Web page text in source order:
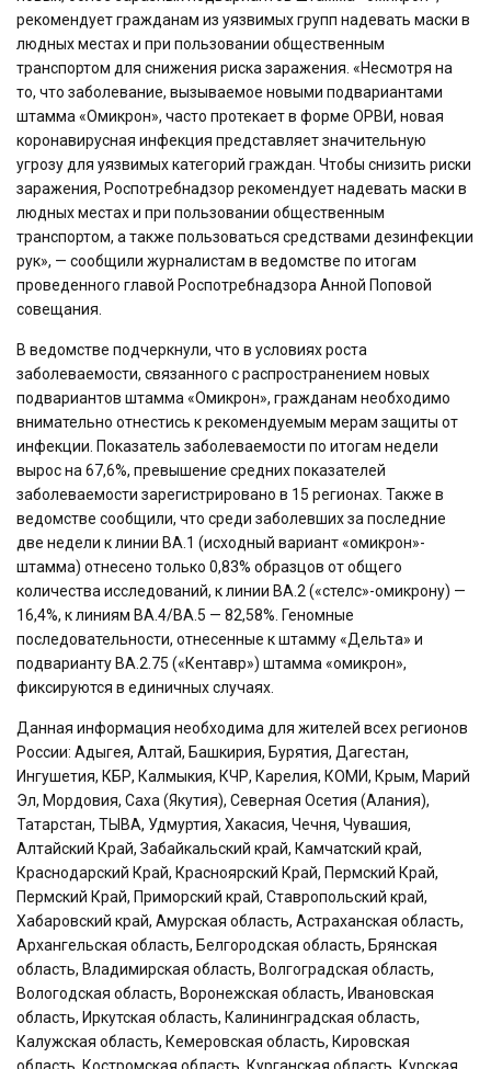
рекомендует гражданам из уязвимых групп надевать маски в
людных местах и при пользовании общественным
транспортом для снижения риска заражения. «Несмотря на
то, что заболевание, вызываемое новыми подвариантами
штамма «Омикрон», часто протекает в форме ОРВИ, новая
коронавирусная инфекция представляет значительную
угрозу для уязвимых категорий граждан. Чтобы снизить риски
заражения, Роспотребнадзор рекомендует надевать маски в
людных местах и при пользовании общественным
транспортом, а также пользоваться средствами дезинфекции
рук», — сообщили журналистам в ведомстве по итогам
проведенного главой Роспотребнадзора Анной Поповой
совещания.
В ведомстве подчеркнули, что в условиях роста
заболеваемости, связанного с распространением новых
подвариантов штамма «Омикрон», гражданам необходимо
внимательно отнестись к рекомендуемым мерам защиты от
инфекции. Показатель заболеваемости по итогам недели
вырос на 67,6%, превышение средних показателей
заболеваемости зарегистрировано в 15 регионах. Также в
ведомстве сообщили, что среди заболевших за последние
две недели к линии BA.1 (исходный вариант «омикрон»-
штамма) отнесено только 0,83% образцов от общего
количества исследований, к линии BA.2 («стелс»-омикрону) —
16,4%, к линиям BA.4/BA.5 — 82,58%. Геномные
последовательности, отнесенные к штамму «Дельта» и
подварианту BA.2.75 («Кентавр») штамма «омикрон»,
фиксируются в единичных случаях.
Данная информация необходима для жителей всех регионов
России: Адыгея, Алтай, Башкирия, Бурятия, Дагестан,
Ингушетия, КБР, Калмыкия, КЧР, Карелия, КОМИ, Крым, Марий
Эл, Мордовия, Саха (Якутия), Северная Осетия (Алания),
Татарстан, ТЫВА, Удмуртия, Хакасия, Чечня, Чувашия,
Алтайский Край, Забайкальский край, Камчатский край,
Краснодарский Край, Красноярский Край, Пермский Край,
Пермский Край, Приморский край, Ставропольский край,
Хабаровский край, Амурская область, Астраханская область,
Архангельская область, Белгородская область, Брянская
область, Владимирская область, Волгоградская область,
Вологодская область, Воронежская область, Ивановская
область, Иркутская область, Калининградская область,
Калужская область, Кемеровская область, Кировская